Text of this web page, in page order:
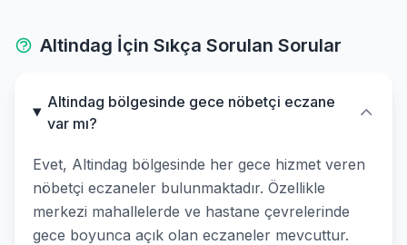
Altindag İçin Sıkça Sorulan Sorular
Altindag bölgesinde gece nöbetçi eczane
var mı?
Evet, Altindag bölgesinde her gece hizmet veren
nöbetçi eczaneler bulunmaktadır. Özellikle
merkezi mahallelerde ve hastane çevrelerinde
gece boyunca açık olan eczaneler mevcuttur.